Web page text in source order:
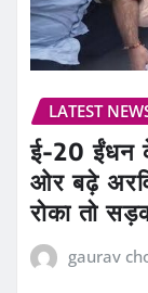
LATEST
ई-20 ईंधन
ओर बढ़े
रोका तो
gaurav